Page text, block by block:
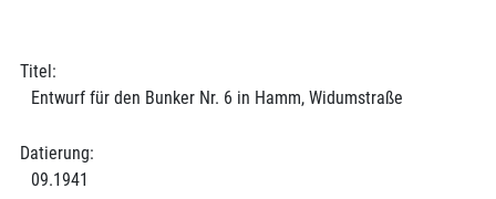
Titel:
Entwurf für den Bunker Nr. 6 in Hamm, Widumstraße
Datierung:
09.1941